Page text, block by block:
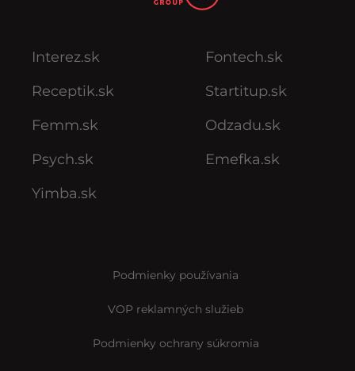
Interez.sk
Receptik.sk
Femm.sk
Psych.sk
Yimba.sk
Fontech.sk
Startitup.sk
Odzadu.sk
Emefka.sk
Podmienky používania
VOP reklamných služieb
Podmienky ochrany súkromia